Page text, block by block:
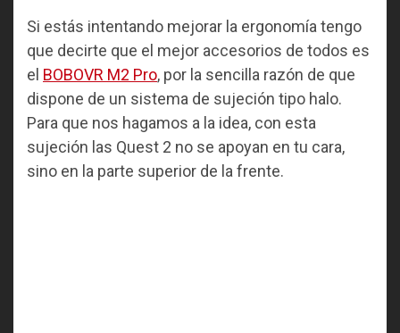
Si estás intentando mejorar la ergonomía tengo
que decirte que el mejor accesorios de todos es
el BOBOVR M2 Pro, por la sencilla razón de que
dispone de un sistema de sujeción tipo halo.
Para que nos hagamos a la idea, con esta
sujeción las Quest 2 no se apoyan en tu cara,
sino en la parte superior de la frente.